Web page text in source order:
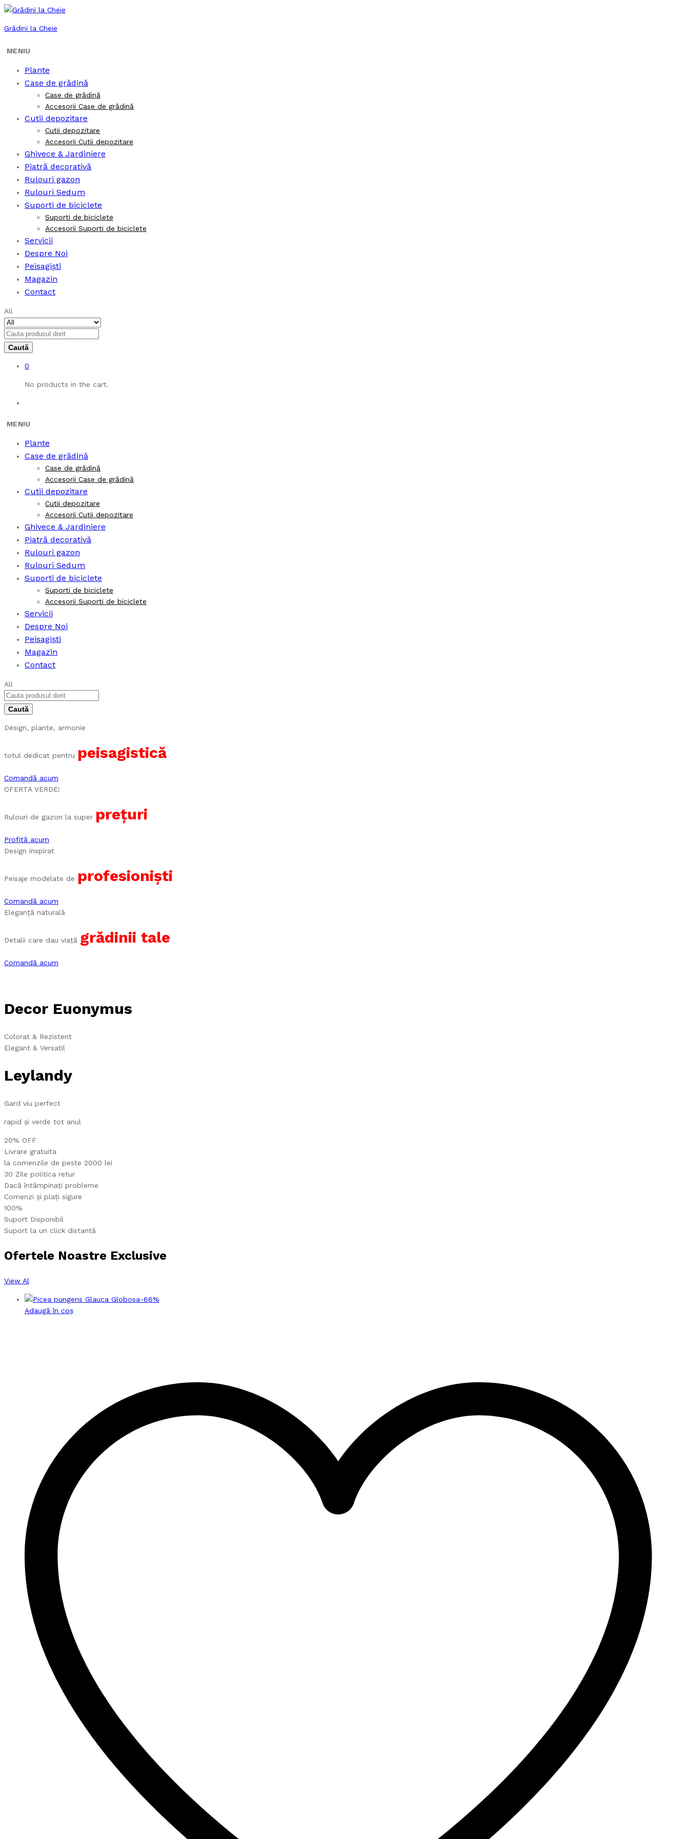
Grădini la Cheie
Plante
Case de grădină
Case de grădină
Accesorii Case de grădină
Cutii depozitare
Cutii depozitare
Accesorii Cutii depozitare
Ghivece & Jardiniere
Piatră decorativă
Rulouri gazon
Rulouri Sedum
Suporti de biciclete
Suporti de biciclete
Accesorii Suporti de biciclete
Servicii
Despre Noi
Peisagiști
Magazin
Contact
All
0
No products in the cart.
Plante
Case de grădină
Case de grădină
Accesorii Case de grădină
Cutii depozitare
Cutii depozitare
Accesorii Cutii depozitare
Ghivece & Jardiniere
Piatră decorativă
Rulouri gazon
Rulouri Sedum
Suporti de biciclete
Suporti de biciclete
Accesorii Suporti de biciclete
Servicii
Despre Noi
Peisagiști
Magazin
Contact
All
Design, plante, armonie
totul dedicat pentru peisagistică
Comandă acum
OFERTA VERDE!
Rulouri de gazon la super prețuri
Profită acum
Design inspirat
Peisaje modelate de profesioniști
Comandă acum
Eleganță naturală
Detalii care dau viață grădinii tale
Comandă acum
Decor Euonymus
Colorat & Rezistent
Elegant & Versatil
Leylandy
Gard viu perfect
rapid și verde tot anul
20% OFF
Livrare gratuita
la comenzile de peste 2000 lei
30 Zile politica retur
Dacă întâmpinați probleme
Comenzi și plați sigure
100%
Suport Disponibil
Suport la un click distantă
Ofertele Noastre Exclusive
View Al
-66%
Adaugă în coș